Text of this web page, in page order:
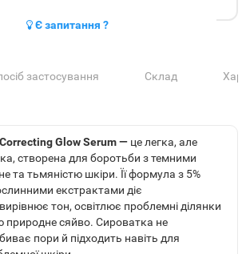
Є запитання ?
застосування Склад
Glow Serum — це легка, але
створена для боротьби з темними
та тьмяністю шкіри. Її формула з 5%
екстрактами діє
тон, освітлює проблемні ділянки
природне сяйво. Сироватка не
пори й підходить навіть для